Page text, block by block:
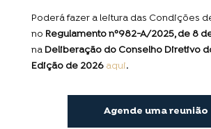
Poderá fazer a leitura das Condições
no Regulamento nº982-A/2025, de 8
na Deliberação do Conselho Diretivo do
Edição de 2026 aqui.
Agende uma reunião